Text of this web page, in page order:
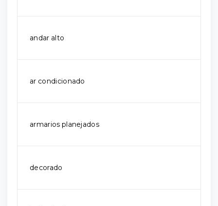
andar alto
ar condicionado
armarios planejados
decorado